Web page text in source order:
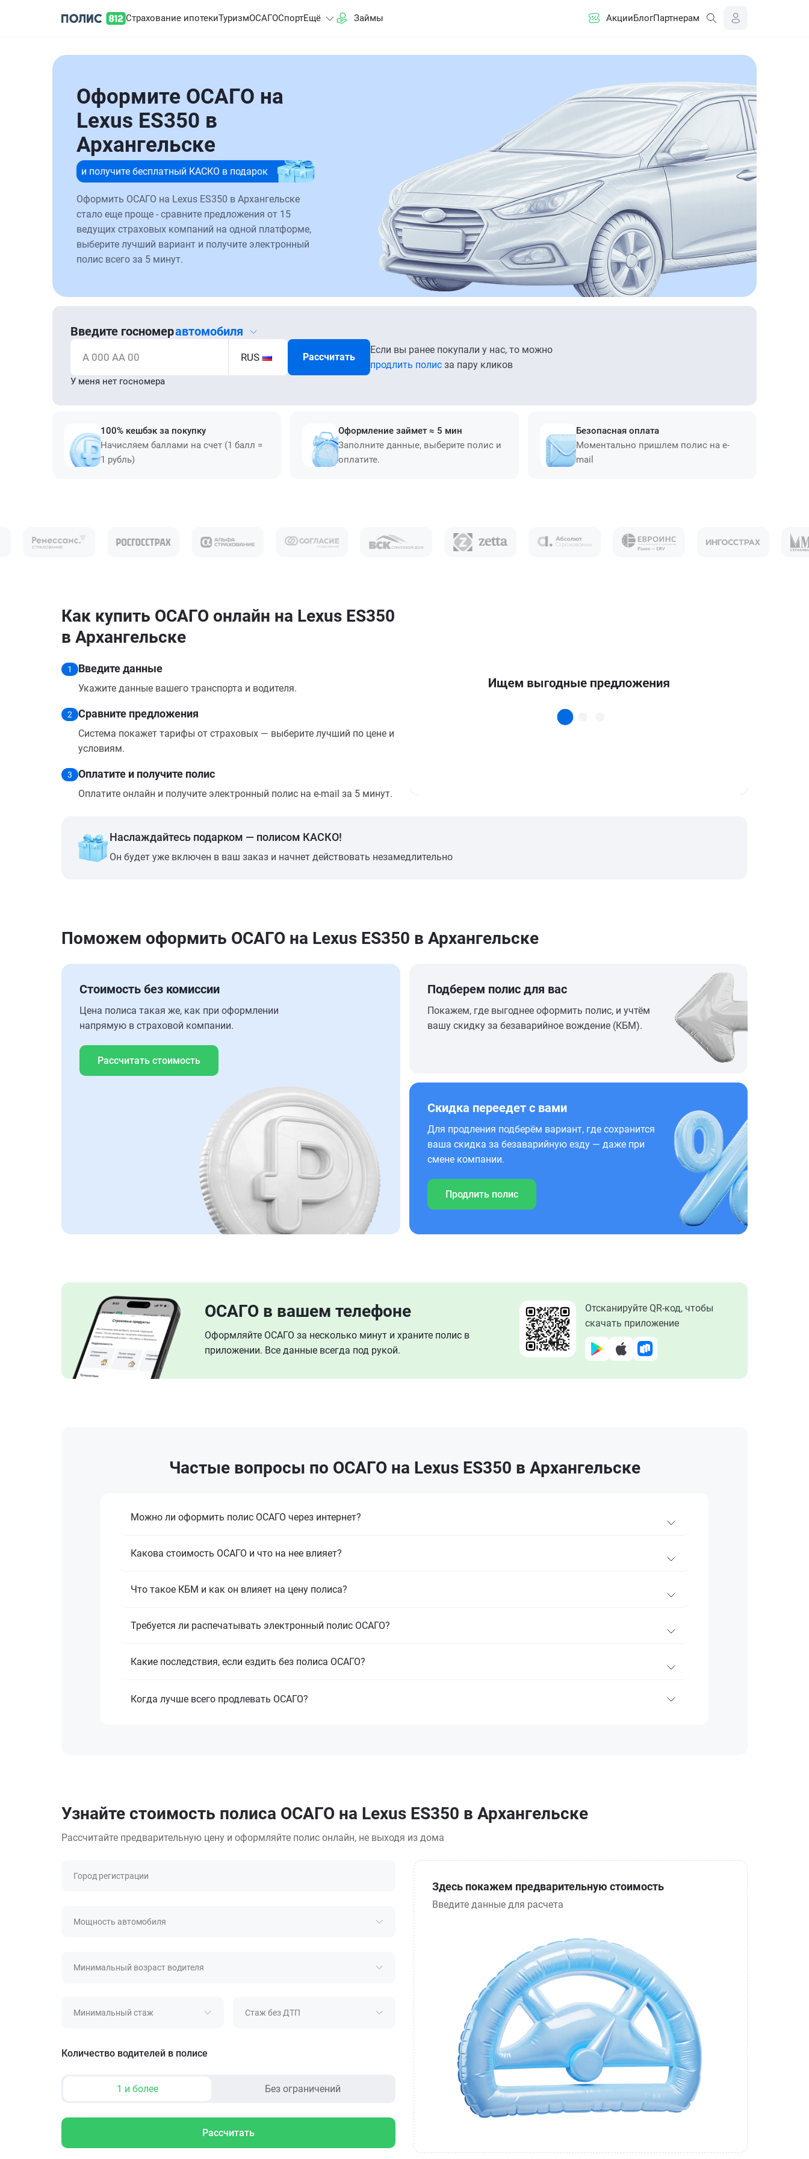
Страхование ипотекиТуризмОСАГОСпортЕщё Займы АкцииБлогПартнерам
Оформите ОСАГО на
Lexus ES350 в
Архангельске
и получите бесплатный КАСКО в подарок
Оформить ОСАГО на Lexus ES350 в Архангельске
стало еще проще - сравните предложения от 15
ведущих страховых компаний на одной платформе,
выберите лучший вариант и получите электронный
полис всего за 5 минут.
Введите госномеравтомобиля
А 000 АА 00 RUS Рассчитать
Если вы ранее покупали у нас, то можно
продлить полис за пару кликов
У меня нет госномера
100% кешбэк за покупку
Начисляем баллами на счет (1 балл =
1 рубль)
Оформление займет ≈ 5 мин
Заполните данные, выберите полис и
оплатите.
Безопасная оплата
Моментально пришлем полис на e-
mail
Как купить ОСАГО онлайн на Lexus ES350
в Архангельске
1 Введите данные
Укажите данные вашего транспорта и водителя.
2 Сравните предложения
Система покажет тарифы от страховых — выберите лучший по цене и
условиям.
3 Оплатите и получите полис
Оплатите онлайн и получите электронный полис на e-mail за 5 минут.
Наслаждайтесь подарком — полисом КАСКО!
Он будет уже включен в ваш заказ и начнет действовать незамедлительно
Поможем оформить ОСАГО на Lexus ES350 в Архангельске
Стоимость без комиссии
Цена полиса такая же, как при оформлении
напрямую в страховой компании.
Рассчитать стоимость
Подберем полис для вас
Покажем, где выгоднее оформить полис, и учтём
вашу скидку за безаварийное вождение (КБМ).
Скидка переедет с вами
Для продления подберём вариант, где сохранится
ваша скидка за безаварийную езду — даже при
смене компании.
Продлить полис
ОСАГО в вашем телефоне
Оформляйте ОСАГО за несколько минут и храните полис в
приложении. Все данные всегда под рукой.
Отсканируйте QR-код, чтобы
скачать приложение
Частые вопросы по ОСАГО на Lexus ES350 в Архангельске
Можно ли оформить полис ОСАГО через интернет?
Какова стоимость ОСАГО и что на нее влияет?
Что такое КБМ и как он влияет на цену полиса?
Требуется ли распечатывать электронный полис ОСАГО?
Какие последствия, если ездить без полиса ОСАГО?
Когда лучше всего продлевать ОСАГО?
Узнайте стоимость полиса ОСАГО на Lexus ES350 в Архангельске
Рассчитайте предварительную цену и оформляйте полис онлайн, не выходя из дома
Город регистрации
Мощность автомобиля
Минимальный возраст водителя
Минимальный стаж Стаж без ДТП
Количество водителей в полисе
1 и более Без ограничений
Рассчитать
Здесь покажем предварительную стоимость
Введите данные для расчета